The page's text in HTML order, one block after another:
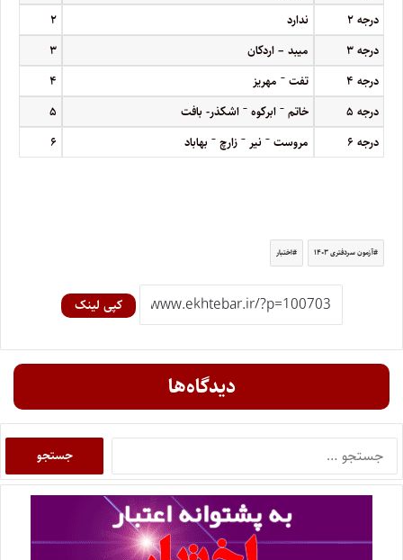
درجه۲ ندارد
۲
درجه۳ میبد – اردکان
۳
درجه ۴ تفت– مهریز
۴
درجه ۵ خاتم– ابرکوه– اشکذر- بافت
۵
درجه ۶ مروست– نیر– زارچ– بهاباد ۶
آزمون سردفتری ۱۴۰۳ اختبار
کپی لینک
دیدگاه‌ها